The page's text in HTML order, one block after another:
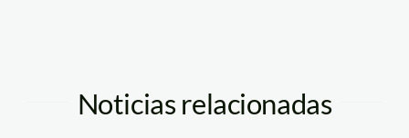
Noticias relacionadas